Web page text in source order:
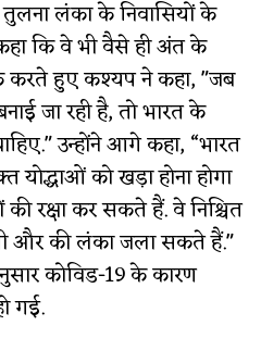
तुलना लंका के निवासियों के
कि वे भी वैसे ही अंत के
करते हुए कश्यप ने कहा, "जब
जा रही है, तो भारत के
उन्होंने आगे कहा, “भारत
को खड़ा होना होगा
रक्षा कर सकते हैं. वे निश्चित
और की लंका जला सकते हैं."
कोविड-19 के कारण
गई.